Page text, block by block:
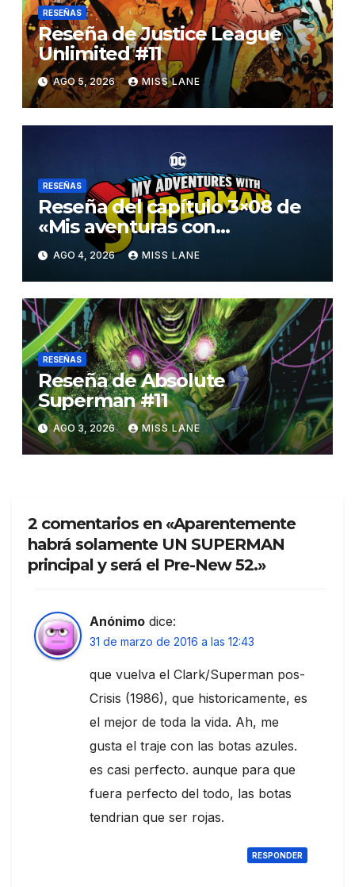
RESEÑAS
Reseña de Justice League
Unlimited #11
AGO 5, 2026 MISS LANE
RESEÑAS
Reseña del capítulo 3×08 de
«Mis aventuras con
Superman»
AGO 4, 2026 MISS LANE
RESEÑAS
Reseña de Absolute
Superman #11
AGO 3, 2026 MISS LANE
2 comentarios en «Aparentemente
habrá solamente UN SUPERMAN
principal y será el Pre-New 52.»
Anónimo dice:
31 de marzo de 2016 a las 12:43
que vuelva el Clark/Superman pos-
Crisis (1986), que historicamente, es
el mejor de toda la vida. Ah, me
gusta el traje con las botas azules.
es casi perfecto. aunque para que
fuera perfecto del todo, las botas
tendrian que ser rojas.
RESPONDER